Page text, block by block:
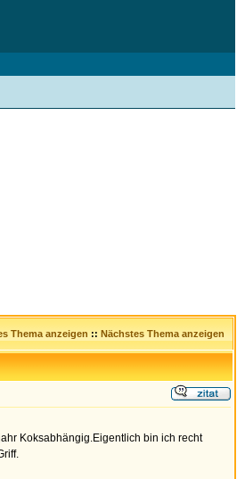
Thema anzeigen :: Nächstes Thema anzeigen
Koksabhängig.Eigentlich bin ich recht